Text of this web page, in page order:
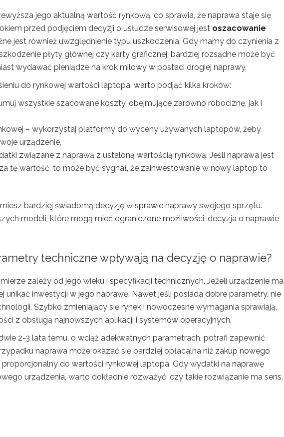
jego aktualną wartość rynkową, co sprawia, że naprawa staje się
przed podjęciem decyzji o usłudze serwisowej jest oszacowanie
jest również uwzględnienie typu uszkodzenia. Gdy mamy do czynienia z
płyty głównej czy karty graficznej, bardziej rozsądne może być
wydawać pieniądze na krok milowy w postaci drogiej naprawy.
do rynkowej wartości laptopa, warto podjąć kilka kroków:
wszystkie szacowane koszty, obejmujące zarówno robociznę, jak i
– wykorzystaj platformy do wyceny używanych laptopów, żeby
urządzenie,
związane z naprawą z ustaloną wartością rynkową. Jeśli naprawa jest
tę wartość, to może być sygnał, że zainwestowanie w nowy laptop to
bardziej świadomą decyzję w sprawie naprawy swojego sprzętu.
modeli, które mogą mieć ograniczone możliwości, decyzja o naprawie
techniczne wpływają na decyzję o naprawie?
zależy od jego wieku i specyfikacji technicznych. Jeżeli urządzenie ma
unikać inwestycji w jego naprawę. Nawet jeśli posiada dobre parametry, nie
Szybko zmieniający się rynek i nowoczesne wymagania sprawiają,
z obsługą najnowszych aplikacji i systemów operacyjnych.
2-3 lata temu, o wciąż adekwatnych parametrach, potrafi zapewnić
naprawa może okazać się bardziej opłacalna niż zakup nowego
proporcjonalny do wartości rynkowej laptopa. Gdy wydatki na naprawę
urządzenia, warto dokładnie rozważyć, czy takie rozwiązanie ma sens.